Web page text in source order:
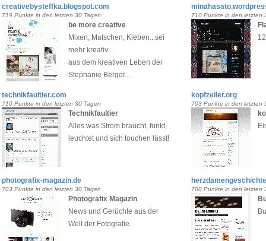
creativebysteffka.blogspot.com
719 Punkte in den letzten 30 Tagen
be more creative
Mixen, Matschen, Kleben...sei
mehr kreativ...
aus dem kreativen Leben der
Stephanie Berger....
710 Punkte in den letzten
technikfaultier.com
710 Punkte in den letzten 30 Tagen
Technikfaultier
Alles was Strom braucht, funkt,
leuchtet und sich touchen lässt!
kopfzeiler.org
703 Punkte in den letzten
photografix-magazin.de
703 Punkte in den letzten 30 Tagen
Photografix Magazin
News und Gerüchte aus der
Welt der Fotografie.
700 Punkte in den letzten